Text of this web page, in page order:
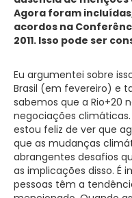
Agora foram
acordos na
2011. Isso pode ser
Eu argumentei sobre
Brasil (em fevereiro) e
sabemos que a Rio+20
negociações climáticas.
estou feliz de ver que
que as mudanças
abrangentes desafios
as implicações disso. É
pessoas têm a